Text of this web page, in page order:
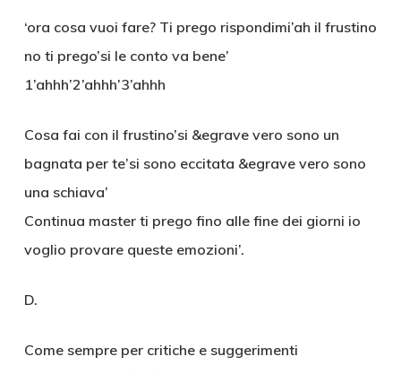
‘ora cosa vuoi fare? Ti prego rispondimi’ah il frustino
no ti prego’si le conto va bene’
1’ahhh’2’ahhh’3’ahhh
Cosa fai con il frustino’si &egrave vero sono un
bagnata per te’si sono eccitata &egrave vero sono
una schiava’
Continua master ti prego fino alle fine dei giorni io
voglio provare queste emozioni’.
D.
Come sempre per critiche e suggerimenti